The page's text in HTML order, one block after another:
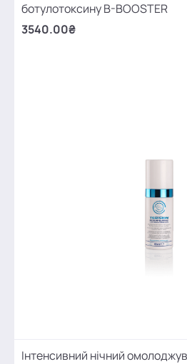
ботулотоксину B-BOOSTER
3540.00₴
Інтенсивний нічний